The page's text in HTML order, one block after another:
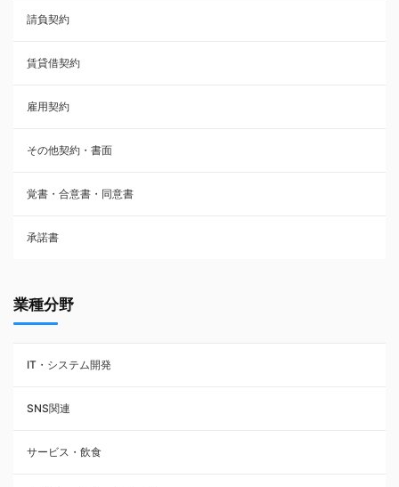
その他契約・書面
売買契約
株主総会議事録・関連書類
請負契約
フランチャイズ契約
賃貸借契約
請負契約
賃貸借契約
雇用契約
その他契約・書面
覚書・合意書・同意書
承諾書
業種分野
IT・システム開発
SNS関連
サービス・飲食